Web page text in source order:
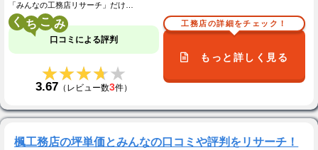
「みんなの工務店リサーチ」だけ…
く こ
口コミによる評判
★★★★★
★★★★★
3.67 （レビュー数3件）
工務店の詳細をチェック！
もっと詳しく見る
楓工務店の坪単価とみんなの口コミや評判をリサーチ！